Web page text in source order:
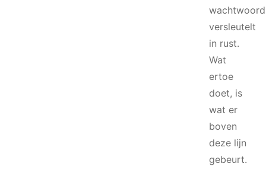
versleutelt
in rust.
Wat
ertoe
doet, is
wat er
boven
deze lijn
gebeurt.